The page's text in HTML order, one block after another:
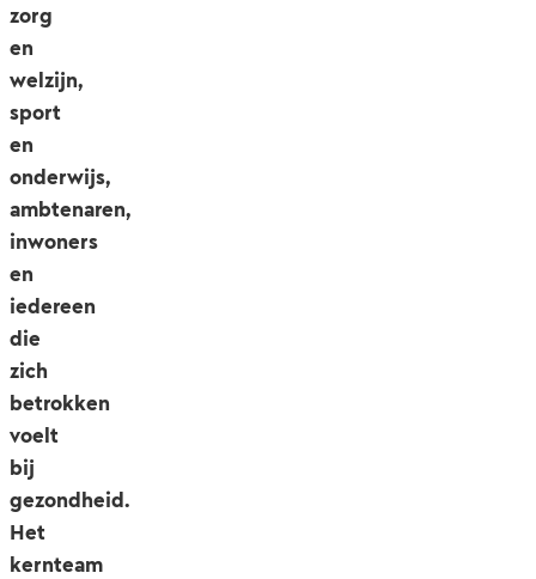
zorg
en
welzijn,
sport
en
onderwijs,
ambtenaren,
inwoners
en
iedereen
die
zich
betrokken
voelt
bij
gezondheid.
Het
kernteam